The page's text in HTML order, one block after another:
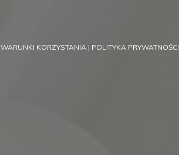
WARUNKI KORZYSTANIA | POLITYKA PRYWATNOŚCI